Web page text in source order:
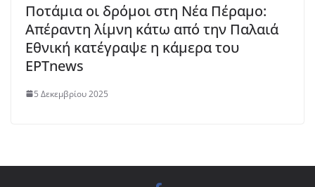
Ποτάμια οι δρόμοι στη Νέα Πέραμο:
Απέραντη λίμνη κάτω από την Παλαιά
Εθνική κατέγραψε η κάμερα του
ΕΡΤnews
5 Δεκεμβρίου 2025